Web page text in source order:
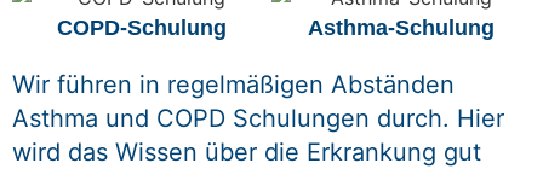
COPD-Schulung Asthma-Schulung
Wir führen in regelmäßigen Abständen
Asthma und COPD Schulungen durch. Hier
wird das Wissen über die Erkrankung gut